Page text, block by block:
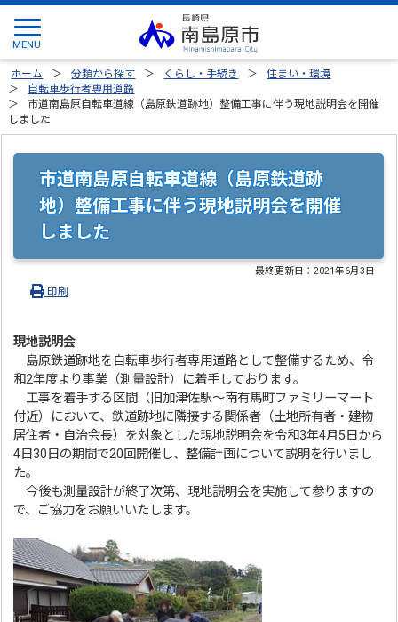
ホーム 分類から探す くらし・手続き
住まい・環境
自転車歩行者専用道路
市道南島原自転車道線（島原鉄道跡地）整備工事に伴う現地説明会を開催
しました
市道南島原自転車道線（島原鉄道跡
地）整備工事に伴う現地説明会を開催
しました
最終更新日：2021年6月3日
印刷
現地説明会
島原鉄道跡地を自転車歩行者専用道路として整備するため、令
和2年度より事業（測量設計）に着手しております。
工事を着手する区間（旧加津佐駅～南有馬町ファミリーマート
付近）において、鉄道跡地に隣接する関係者（土地所有者・建物
居住者・自治会長）を対象とした現地説明会を令和3年4月5日から
4日30日の期間で20回開催し、整備計画について説明を行いまし
た。
今後も測量設計が終了次第、現地説明会を実施して参りますの
で、ご協力をお願いいたします。